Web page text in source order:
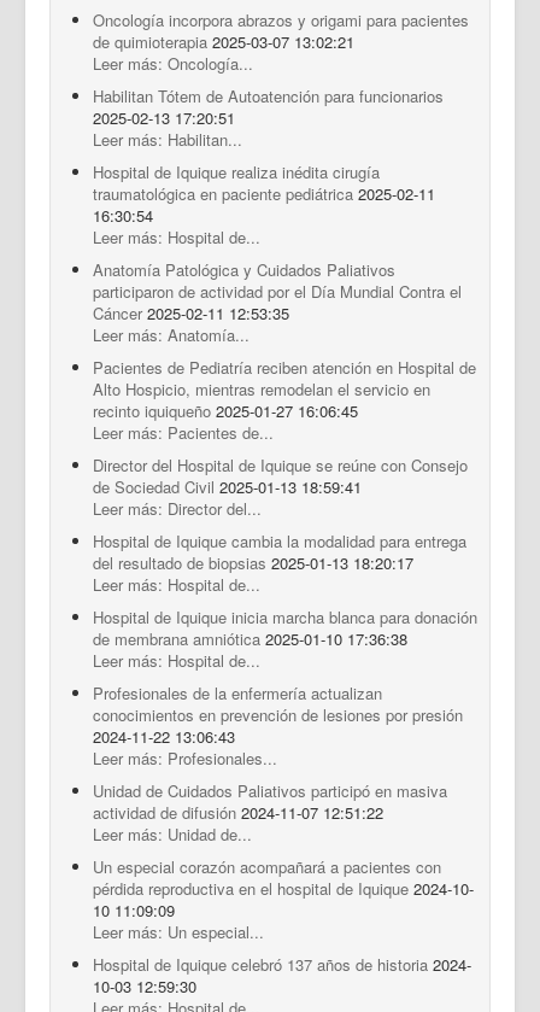
Oncología incorpora abrazos y origami para pacientes
de quimioterapia 2025-03-07 13:02:21
Leer más: Oncología...
Habilitan Tótem de Autoatención para funcionarios
2025-02-13 17:20:51
Leer más: Habilitan...
Hospital de Iquique realiza inédita cirugía
traumatológica en paciente pediátrica 2025-02-11
16:30:54
Leer más: Hospital de...
Anatomía Patológica y Cuidados Paliativos
participaron de actividad por el Día Mundial Contra el
Cáncer 2025-02-11 12:53:35
Leer más: Anatomía...
Pacientes de Pediatría reciben atención en Hospital de
Alto Hospicio, mientras remodelan el servicio en
recinto iquiqueño 2025-01-27 16:06:45
Leer más: Pacientes de...
Director del Hospital de Iquique se reúne con Consejo
de Sociedad Civil 2025-01-13 18:59:41
Leer más: Director del...
Hospital de Iquique cambia la modalidad para entrega
del resultado de biopsias 2025-01-13 18:20:17
Leer más: Hospital de...
Hospital de Iquique inicia marcha blanca para donación
de membrana amniótica 2025-01-10 17:36:38
Leer más: Hospital de...
Profesionales de la enfermería actualizan
conocimientos en prevención de lesiones por presión
2024-11-22 13:06:43
Leer más: Profesionales...
Unidad de Cuidados Paliativos participó en masiva
actividad de difusión 2024-11-07 12:51:22
Leer más: Unidad de...
Un especial corazón acompañará a pacientes con
pérdida reproductiva en el hospital de Iquique 2024-10-
10 11:09:09
Leer más: Un especial...
Hospital de Iquique celebró 137 años de historia 2024-
10-03 12:59:30